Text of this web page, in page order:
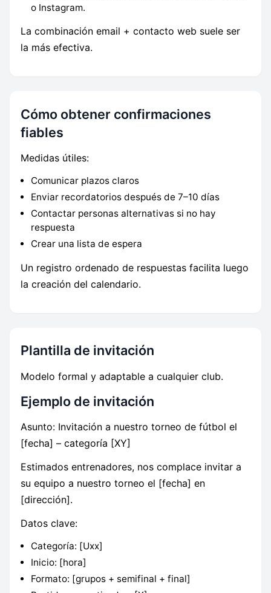
o Instagram.
La combinación email + contacto web suele ser
la más efectiva.
Cómo obtener confirmaciones
fiables
Medidas útiles:
Comunicar plazos claros
Enviar recordatorios después de 7–10 días
Contactar personas alternativas si no hay
respuesta
Crear una lista de espera
Un registro ordenado de respuestas facilita luego
la creación del calendario.
Plantilla de invitación
Modelo formal y adaptable a cualquier club.
Ejemplo de invitación
Asunto: Invitación a nuestro torneo de fútbol el
[fecha] – categoría [XY]
Estimados entrenadores, nos complace invitar a
su equipo a nuestro torneo el [fecha] en
[dirección].
Datos clave:
Categoría: [Uxx]
Inicio: [hora]
Formato: [grupos + semifinal + final]